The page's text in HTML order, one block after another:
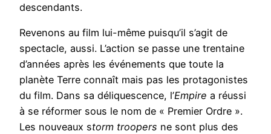
descendants.
Revenons au film lui-même puisqu’il s’agit de
spectacle, aussi. L’action se passe une trentaine
d’années après les événements que toute la
planète Terre connaît mais pas les protagonistes
du film. Dans sa déliquescence, l’Empire a réussi
à se réformer sous le nom de « Premier Ordre ».
Les nouveaux storm troopers ne sont plus des